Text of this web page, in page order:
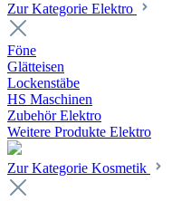
Zur Kategorie Elektro
Föne
Glätteisen
Lockenstäbe
HS Maschinen
Zubehör Elektro
Weitere Produkte Elektro
Zur Kategorie Kosmetik